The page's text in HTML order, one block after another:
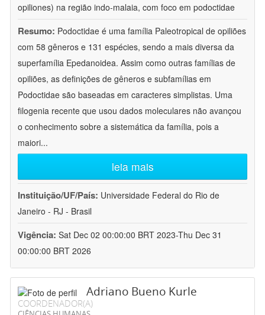
opiliones) na região indo-malaia, com foco em podoctidae
Resumo: Podoctidae é uma família Paleotropical de opiliões
com 58 gêneros e 131 espécies, sendo a mais diversa da
superfamília Epedanoidea. Assim como outras famílias de
opiliões, as definições de gêneros e subfamílias em
Podoctidae são baseadas em caracteres simplistas. Uma
filogenia recente que usou dados moleculares não avançou
o conhecimento sobre a sistemática da família, pois a
maiori...
leia mais
Instituição/UF/País: Universidade Federal do Rio de
Janeiro - RJ - Brasil
Vigência: Sat Dec 02 00:00:00 BRT 2023-Thu Dec 31
00:00:00 BRT 2026
Adriano Bueno Kurle
COORDENADOR(A)